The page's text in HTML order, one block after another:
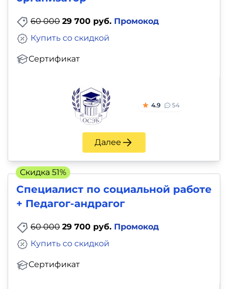
60 000 29 700 руб. Промокод
Сертификат
Купить со скидкой
4.9 54
Далее
Специалист по социальной работе
+ Педагог-андрагог
60 000 29 700 руб. Промокод
Сертификат
Купить со скидкой
Скидка 51%